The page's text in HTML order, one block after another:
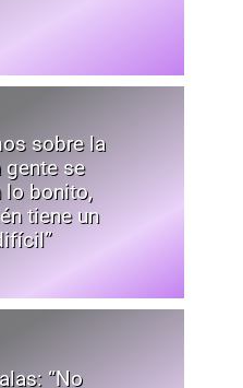
sobre la
gente se
lo bonito,
tiene un
“No